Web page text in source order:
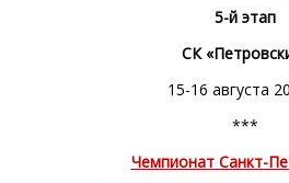
5-й этап
СК
15-16 августа
***
Чемпионат Санкт-